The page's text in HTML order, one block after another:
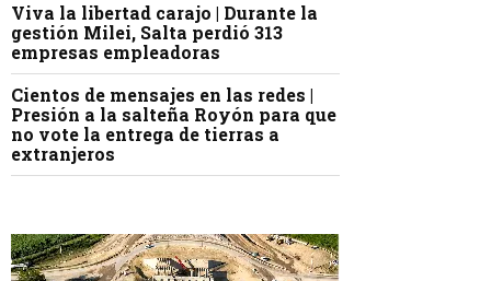
Viva la libertad carajo | Durante la
gestión Milei, Salta perdió 313
empresas empleadoras
Cientos de mensajes en las redes |
Presión a la salteña Royón para que
no vote la entrega de tierras a
extranjeros